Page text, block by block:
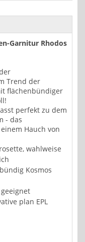
Garnitur Rhodos
Trend der
flächenbündiger
perfekt zu dem
- das
Hauch von
wahlweise
Kosmos
plan EPL